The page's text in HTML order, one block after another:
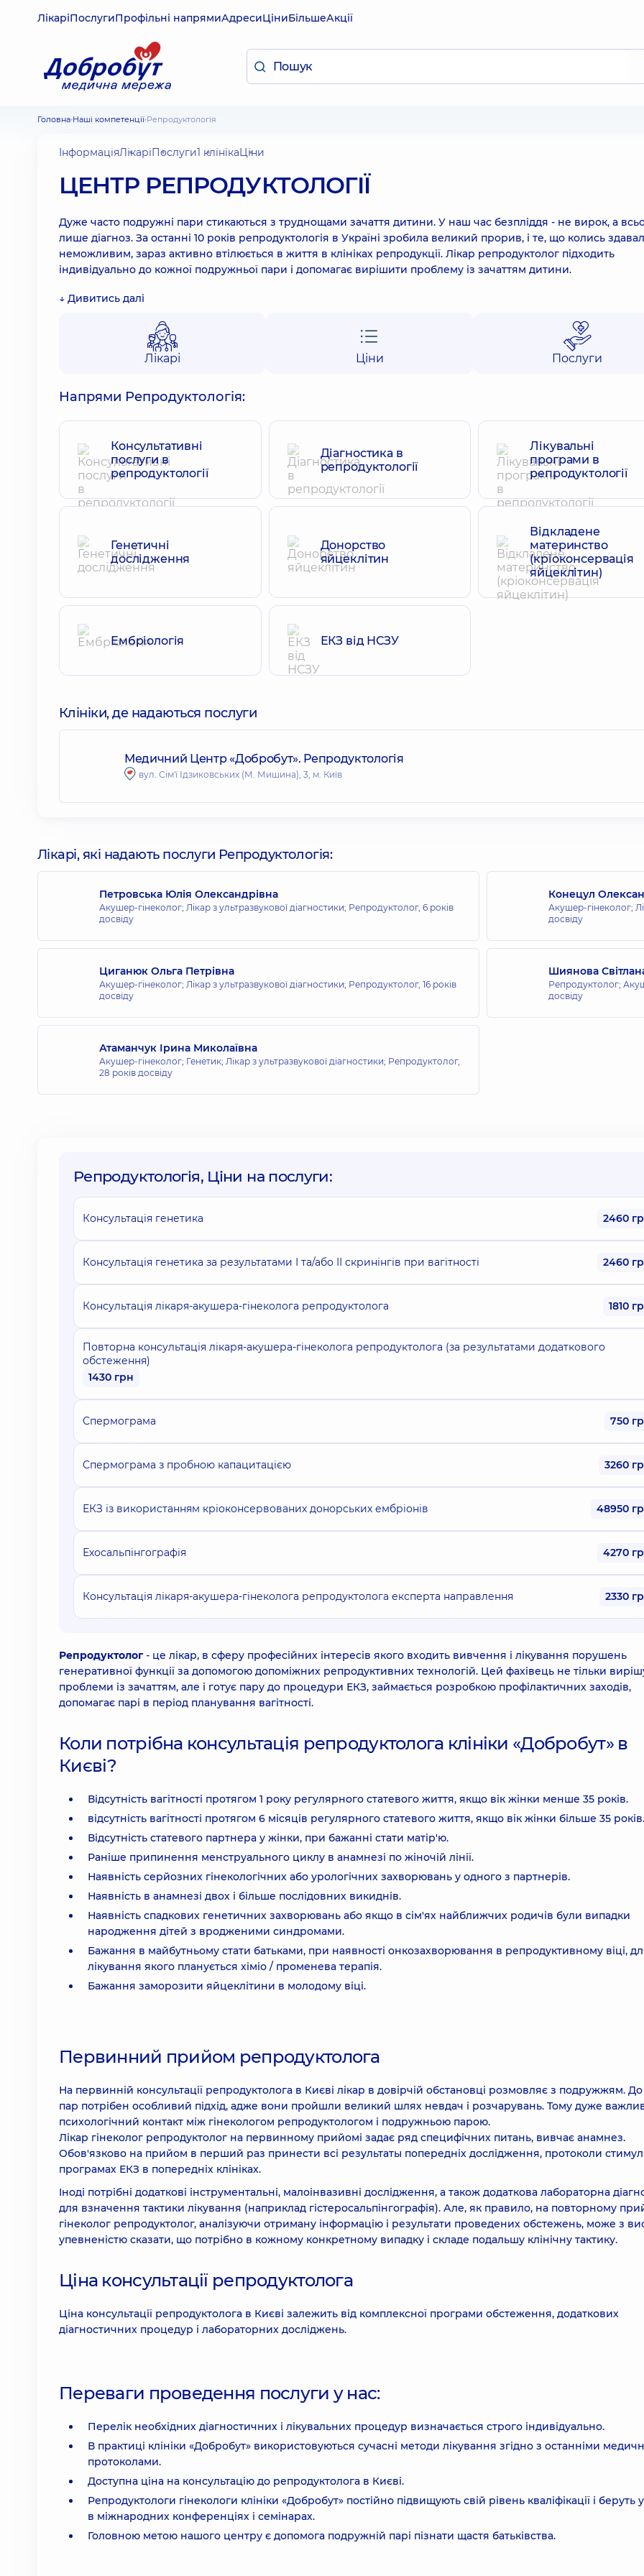
ЛікаріПослугиПрофільні напрямиАдресиЦіниБільшеАкції
Головна Наші компетенції Репродуктологія
ІнформаціяЛікаріПослуги1 клінікаЦіни
ЦЕНТР РЕПРОДУКТОЛОГІЇ
Дуже часто подружні пари стикаються з труднощами зачаття дитини. У наш час безпліддя - не вирок, а
лише діагноз. За останні 10 років репродуктологія в Україні зробила великий прорив, і те, що колись
неможливим, зараз активно втілюється в життя в клініках репродукції. Лікар репродуктолог підходить
індивідуально до кожної подружньої пари і допомагає вирішити проблему із зачаттям дитини.
↓ Дивитись далі
Лікарі Ціни Послуги
Напрями Репродуктологія:
Консультативні
послуги в
репродуктології
Діагностика в
репродуктології
Лікувальні
програми в
репродуктології
Генетичні
дослідження
Донорство
яйцеклітин
Відкладене
материнство
(кріоконсервація
яйцеклітин)
Ембріологія ЕКЗ від НСЗУ
Клініки, де надаються послуги
Медичний Центр «Добробут». Репродуктологія
вул. Сім'ї Ідзиковських (М. Мишина), 3, м. Київ
Лікарі, які надають послуги Репродуктологія:
Петровська Юлія Олександрівна
Акушер-гінеколог; Лікар з ультразвукової діагностики; Репродуктолог, 6 років
досвіду
Конецул
Акушер-гінеколог;
досвіду
Циганюк Ольга Петрівна
Акушер-гінеколог; Лікар з ультразвукової діагностики; Репродуктолог, 16 років
досвіду
Шиянова
Репродуктолог;
досвіду
Атаманчук Ірина Миколаївна
Акушер-гінеколог; Генетик; Лікар з ультразвукової діагностики; Репродуктолог,
28 років досвіду
Репродуктологія, Ціни на послуги:
Консультація генетика 2460
Консультація генетика за результатами І та/або ІІ скринінгів при вагітності 2460
Консультація лікаря-акушера-гінеколога репродуктолога 1810
Повторна консультація лікаря-акушера-гінеколога репродуктолога (за результатами додаткового
обстеження)
1430 грн
Спермограма 750
Спермограма з пробною капацитацією 3260
ЕКЗ із використанням кріоконсервованих донорських ембріонів 48950
Ехосальпінгографія 4270
Консультація лікаря-акушера-гінеколога репродуктолога експерта направлення 2330
Репродуктолог - це лікар, в сферу професійних інтересів якого входить вивчення і лікування порушень
генеративної функції за допомогою допоміжних репродуктивних технологій. Цей фахівець не тільки
проблеми із зачаттям, але і готує пару до процедури ЕКЗ, займається розробкою профілактичних заходів,
допомагає парі в період планування вагітності.
Коли потрібна консультація репродуктолога клініки «Добробут» в
Києві?
Відсутність вагітності протягом 1 року регулярного статевого життя, якщо вік жінки менше 35 років.
відсутність вагітності протягом 6 місяців регулярного статевого життя, якщо вік жінки більше 35 років.
Відсутність статевого партнера у жінки, при бажанні стати матір'ю.
Раніше припинення менструального циклу в анамнезі по жіночій лінії.
Наявність серйозних гінекологічних або урологічних захворювань у одного з партнерів.
Наявність в анамнезі двох і більше послідовних викиднів.
Наявність спадкових генетичних захворювань або якщо в сім'ях найближчих родичів були випадки
народження дітей з вродженими синдромами.
Бажання в майбутньому стати батьками, при наявності онкозахворювання в репродуктивному віці,
лікування якого планується хіміо / променева терапія.
Бажання заморозити яйцеклітини в молодому віці.
Первинний прийом репродуктолога
На первинній консультації репродуктолога в Києві лікар в довірчій обстановці розмовляє з подружжям. До
пар потрібен особливий підхід, адже вони пройшли великий шлях невдач і розчарувань. Тому дуже
психологічний контакт між гінекологом репродуктологом і подружньою парою.
Лікар гінеколог репродуктолог на первинному прийомі задає ряд специфічних питань, вивчає анамнез.
Обов'язково на прийом в перший раз принести всі результаты попередніх дослідження, протоколи
програмах ЕКЗ в попередніх клініках.
Іноді потрібні додаткові інструментальні, малоінвазивні дослідження, а також додаткова лабораторна
для взначення тактики лікування (наприклад гістеросальпінгографія). Але, як правило, на повторному
гінеколог репродуктолог, аналізуючи отриману інформацію і результати проведених обстежень, може з
упевненістю сказати, що потрібно в кожному конкретному випадку і складе подальшу клінічну тактику.
Ціна консультації репродуктолога
Ціна консультації репродуктолога в Києві залежить від комплексної програми обстеження, додаткових
діагностичних процедур і лабораторних досліджень.
Переваги проведення послуги у нас:
Перелік необхідних діагностичних і лікувальних процедур визначається строго індивідуально.
В практиці клініки «Добробут» використовуються сучасні методи лікування згідно з останніми
протоколами.
Доступна ціна на консультацію до репродуктолога в Києві.
Репродуктологи гінекологи клініки «Добробут» постійно підвищують свій рівень кваліфікації і беруть
в міжнародних конференціях і семінарах.
Головною метою нашого центру є допомога подружній парі пізнати щастя батьківства.